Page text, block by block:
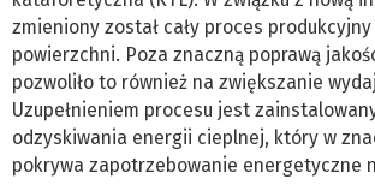
zmieniony został cały proces
powierzchni. Poza znaczną poprawą
pozwoliło to również na zwiększanie
Uzupełnieniem procesu jest
odzyskiwania energii cieplnej, który w
pokrywa zapotrzebowanie energetyczne